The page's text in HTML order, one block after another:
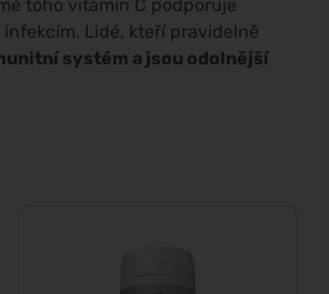
toho vitamín C podporuje
Lidé, kteří pravidelně
systém a jsou odolnější